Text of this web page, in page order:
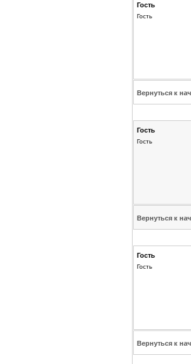
Гость
Гость
Вернуться к
Гость
Гость
Вернуться к
Гость
Гость
Вернуться к